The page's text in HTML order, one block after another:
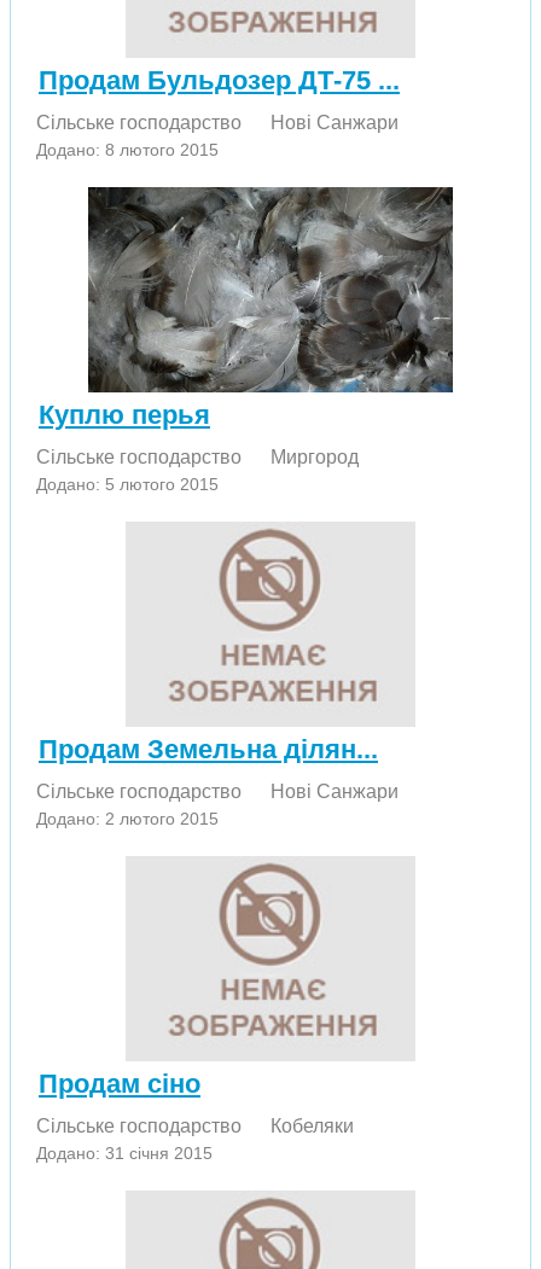
Продам Бульдозер ДТ-75 ...
Сільське господарство Нові Санжари
Додано: 8 лютого 2015
Куплю перья
Сільське господарство Миргород
Додано: 5 лютого 2015
Продам Земельна ділян...
Сільське господарство Нові Санжари
Додано: 2 лютого 2015
Продам сіно
Сільське господарство Кобеляки
Додано: 31 січня 2015